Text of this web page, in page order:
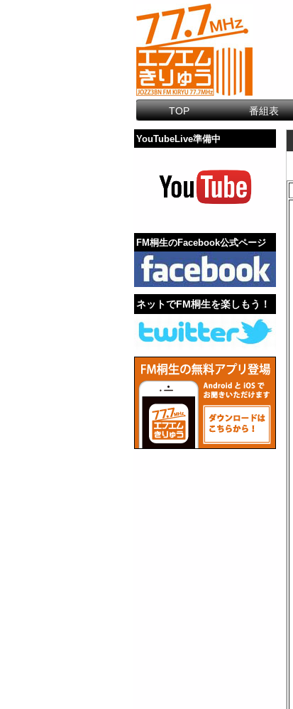
TOP 番組表
YouTubeLive準備中
FM桐生のFacebook公式ページ
ネットでFM桐生を楽しもう！